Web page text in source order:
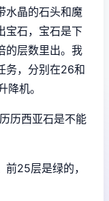
水晶的石头和魔
宝石，宝石是下
的层数里出。我
务，分别在26和
机。
历西亚石是不能
25层是绿的，